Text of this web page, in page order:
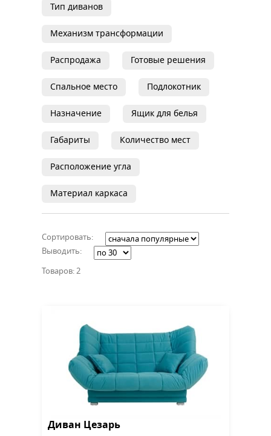
Тип диванов
Механизм трансформации
Распродажа Готовые решения
Спальное место Подлокотник
Назначение Ящик для белья
Габариты Количество мест
Расположение угла
Материал каркаса
Сортировать:
Выводить:
Товаров: 2
Диван Цезарь